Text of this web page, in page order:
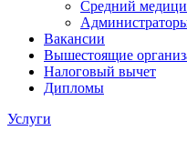
Средний
Вакансии
Вышестоящие
Налоговый вычет
Дипломы
Услуги